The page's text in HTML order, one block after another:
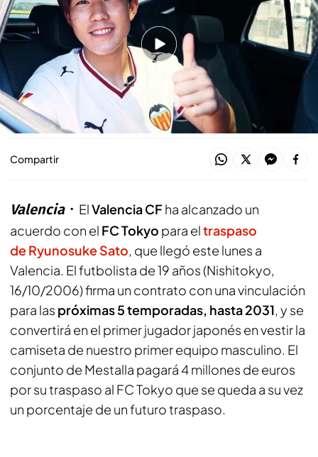
David Torres
07 JUL 2026 - 11:08h.
Firma por cinco temporadas
Ryonosuke Sato aterriza en Valencia con la
lección aprendida: "Es un gran club"
Compartir
Valencia ElValencia CFha alcanzado un
acuerdo con el FC Tokyo para eltraspaso
de Ryunosuke Sato, que llegó este lunes a
Valencia. El futbolista de 19 años (Nishitokyo,
16/10/2006) firma un contrato con una vinculación
para las próximas 5 temporadas, hasta 2031, y se
convertirá en el primer jugador japonés en vestir la
camiseta de nuestro primer equipo masculino. El
conjunto de Mestalla pagará 4 millones de euros
por su traspaso al FC Tokyo que se queda a su vez
un porcentaje de un futuro traspaso.